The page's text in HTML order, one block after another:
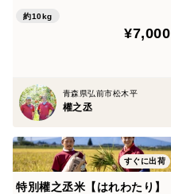
約10kg
¥7,000
青森県弘前市松木平
權之丞
すぐに出荷
特別權之丞米【はれわたり】